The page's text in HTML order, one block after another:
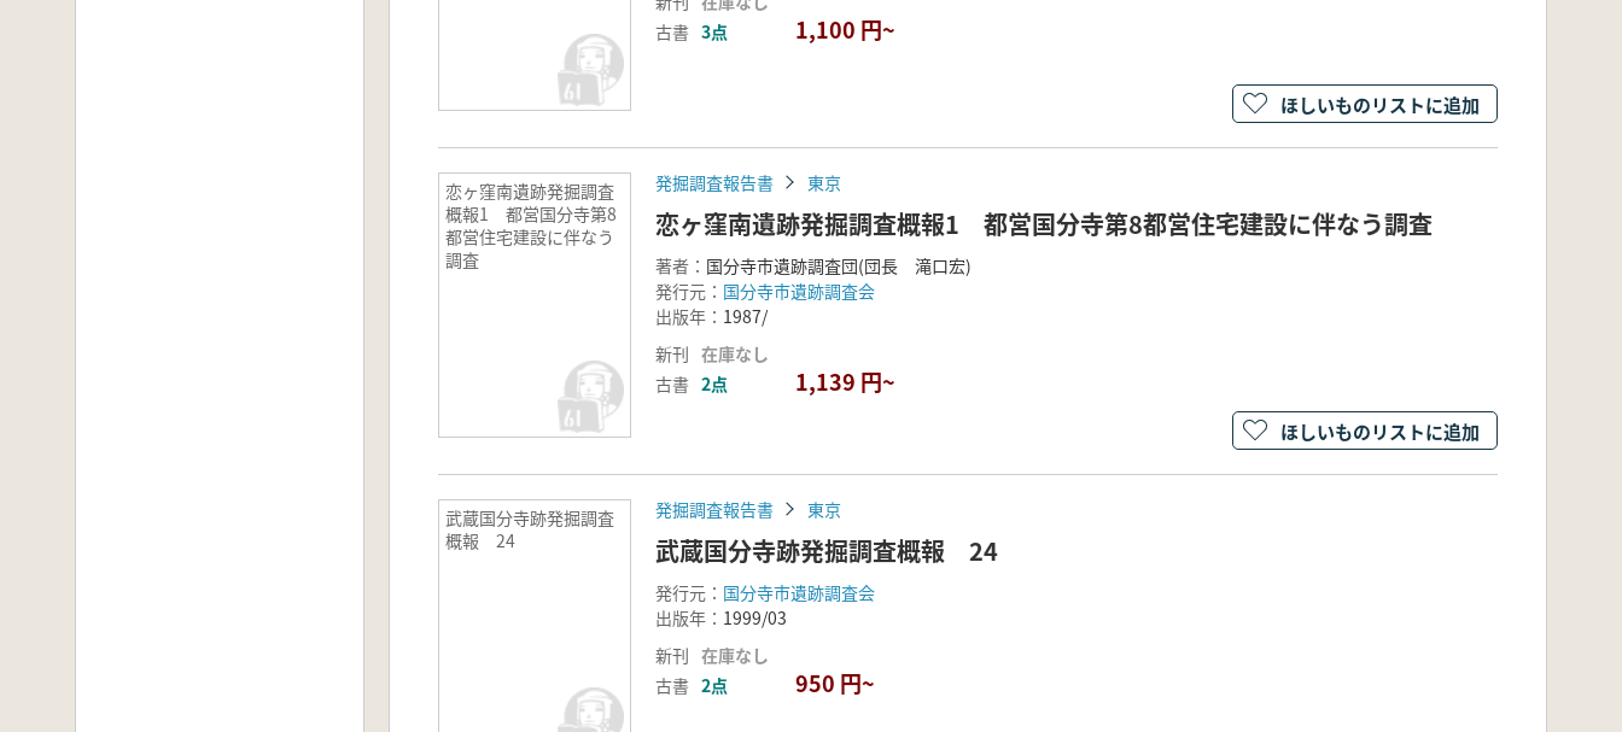
古書 3点 1,100 円~
ほしいものリストに追加
恋ヶ窪南遺跡発掘調査
概報1 都営国分寺第8
都営住宅建設に伴なう
調査
発掘調査報告書 東京
恋ヶ窪南遺跡発掘調査概報1 都営国分寺第8都営住宅建設に伴なう調査
著者： 国分寺市遺跡調査団(団長 滝口宏)
発行元： 国分寺市遺跡調査会
出版年： 1987/
新刊 在庫なし
古書 2点 1,139 円~
ほしいものリストに追加
武蔵国分寺跡発掘調査
概報 24
発掘調査報告書 東京
武蔵国分寺跡発掘調査概報 24
発行元： 国分寺市遺跡調査会
出版年： 1999/03
新刊 在庫なし
古書 2点 950 円~